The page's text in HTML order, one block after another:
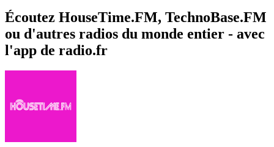
Écoutez HouseTime.FM, TechnoBase.FM
ou d'autres radios du monde entier - avec
l'app de radio.fr